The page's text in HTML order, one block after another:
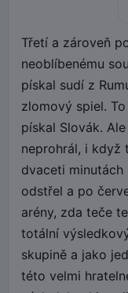
Třetí a zároveň
neoblíbenému
pískal sudí z
zlomový spiel.
pískal Slovák.
neprohrál, i když
dvaceti minutách
odstřel a po
arény, zda teče
totální
skupině a jako
této velmi